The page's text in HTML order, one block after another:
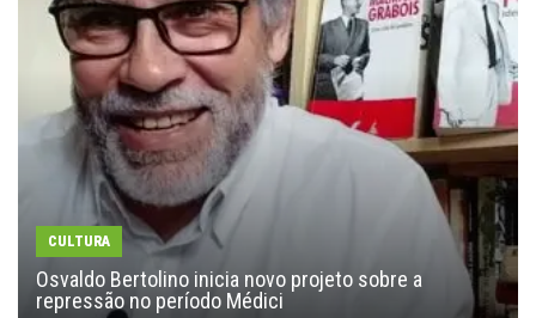
CULTURA
Osvaldo Bertolino inicia novo projeto sobre a
repressão no período Médici